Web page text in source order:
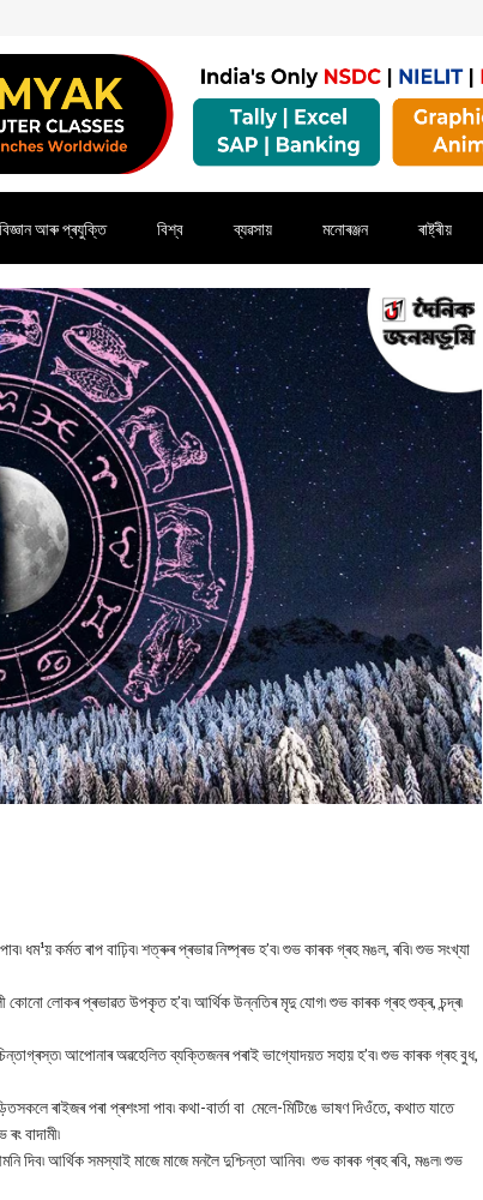
বিজ্ঞান আৰু প্ৰযুক্তি বিশ্ব ব্যৱসায় মনোৰঞ্জন ৰাষ্ট্ৰীয়
ধম¹য় কৰ্মত ৰাপ বাঢ়িব৷ শত্ৰুৰ প্ৰভাৱ নিষ্প্ৰভ হ’ব৷ শুভ কাৰক গ্ৰহ মঙল, ৰবি৷ শুভ সংখ্যা
লোকৰ প্ৰভাৱত উপকৃত হ’ব৷ আৰ্থিক উন্নতিৰ মৃদু যোগ৷ শুভ কাৰক গ্ৰহ শুক্ৰ, চন্দ্ৰ৷
আপোনাৰ অৱহেলিত ব্যক্তিজনৰ পৰাই ভাগ্যোদয়ত সহায় হ’ব৷ শুভ কাৰক গ্ৰহ বুধ,
ৰাইজৰ পৰা প্ৰশংসা পাব৷ কথা-বাৰ্তা বা মেলে-মিটিঙে ভাষণ দিওঁতে, কথাত যাতে
বাদামী৷
দিব৷ আৰ্থিক সমস্যাই মাজে মাজে মনলৈ দুশ্চিন্তা আনিব৷ শুভ কাৰক গ্ৰহ ৰবি, মঙল৷ শুভ